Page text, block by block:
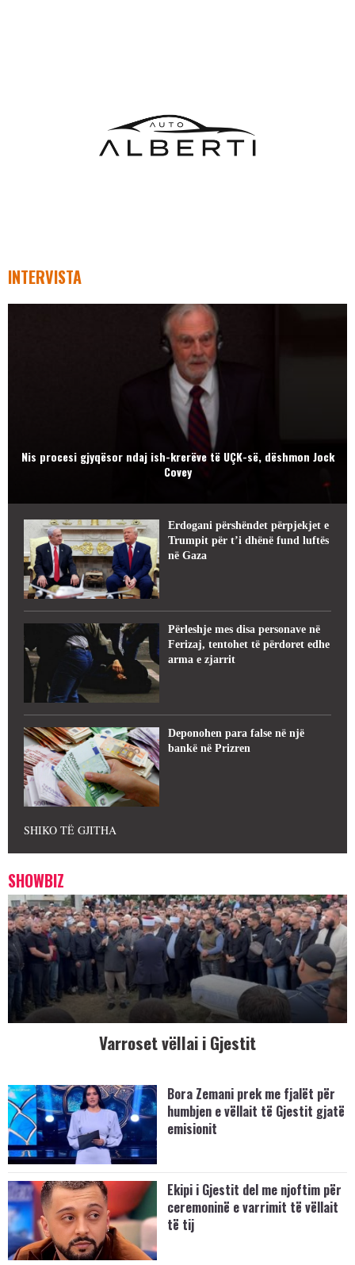
INTERVISTA
Nis procesi gjyqësor ndaj ish-krerëve të UÇK-së, dëshmon Jock
Covey
Erdogani përshëndet përpjekjet e
Trumpit për t’i dhënë fund luftës
në Gaza
Përleshje mes disa personave në
Ferizaj, tentohet të përdoret edhe
arma e zjarrit
Deponohen para false në një
bankë në Prizren
SHIKO TË GJITHA
SHOWBIZ
Varroset vëllai i Gjestit
Bora Zemani prek me fjalët për
humbjen e vëllait të Gjestit gjatë
emisionit
Ekipi i Gjestit del me njoftim për
ceremoninë e varrimit të vëllait
të tij